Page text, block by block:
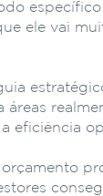
ele vai
eficiência